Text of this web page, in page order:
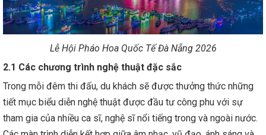
Lễ Hội Pháo Hoa Quốc Tế Đà Nẵng 2026
2.1 Các chương trình nghệ thuật đặc sắc
Trong mỗi đêm thi đấu, du khách sẽ được thưởng thức những
tiết mục biểu diễn nghệ thuật được đầu tư công phu với sự
tham gia của nhiều ca sĩ, nghệ sĩ nổi tiếng trong và ngoài nước.